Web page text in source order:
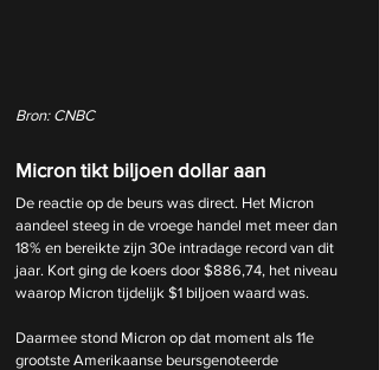
Bron: CNBC
Micron tikt biljoen dollar aan
De reactie op de beurs was direct. Het Micron
aandeel steeg in de vroege handel met meer dan
18% en bereikte zijn 30e intradage record van dit
jaar. Kort ging de koers door $886,74, het niveau
waarop Micron tijdelijk $1 biljoen waard was.
Daarmee stond Micron op dat moment als 11e
grootste Amerikaanse beursgenoteerde